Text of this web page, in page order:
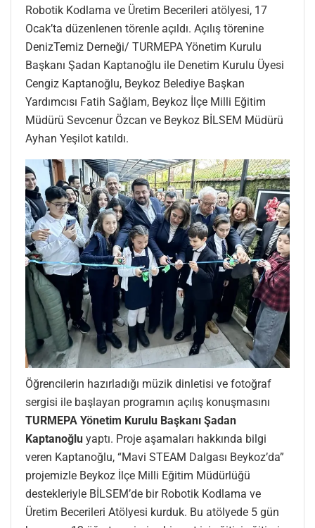
Robotik Kodlama ve Üretim Becerileri atölyesi, 17
Ocak’ta düzenlenen törenle açıldı. Açılış törenine
DenizTemiz Derneği/ TURMEPA Yönetim Kurulu
Başkanı Şadan Kaptanoğlu ile Denetim Kurulu Üyesi
Cengiz Kaptanoğlu, Beykoz Belediye Başkan
Yardımcısı Fatih Sağlam, Beykoz İlçe Milli Eğitim
Müdürü Sevcenur Özcan ve Beykoz BİLSEM Müdürü
Ayhan Yeşilot katıldı.
Öğrencilerin hazırladığı müzik dinletisi ve fotoğraf
sergisi ile başlayan programın açılış konuşmasını
TURMEPA Yönetim Kurulu Başkanı Şadan
Kaptanoğlu yaptı. Proje aşamaları hakkında bilgi
veren Kaptanoğlu, “Mavi STEAM Dalgası Beykoz’da”
projemizle Beykoz İlçe Milli Eğitim Müdürlüğü
destekleriyle BİLSEM’de bir Robotik Kodlama ve
Üretim Becerileri Atölyesi kurduk. Bu atölyede 5 gün